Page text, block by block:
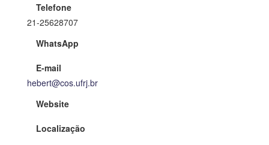
Telefone
21-25628707
WhatsApp
E-mail
hebert@cos.ufrj.br
Website
Localização